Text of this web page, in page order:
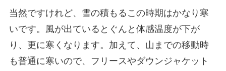
当然ですけれど、雪の積もるこの時期はかなり寒
いです。風が出ているとぐんと体感温度が下が
り、更に寒くなります。加えて、山までの移動時
も普通に寒いので、
フリースやダウンジャケット